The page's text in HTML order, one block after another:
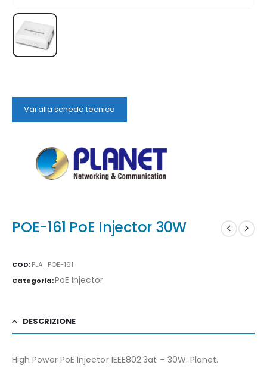
Vai alla scheda tecnica
POE-161 PoE Injector 30W
COD:PLA_POE-161
Categoria:PoE Injector
DESCRIZIONE
High Power PoE Injector IEEE802.3at – 30W. Planet.